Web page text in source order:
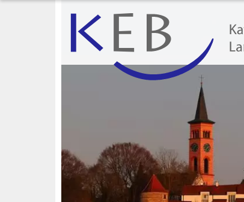
Machen Sie mit!